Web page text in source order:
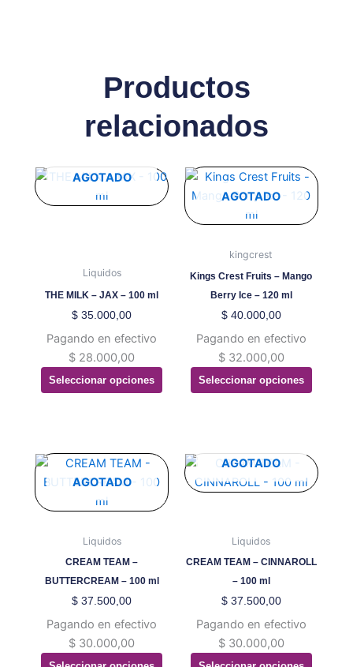
Productos
relacionados
AGOTADO
Liquidos
THE MILK – JAX – 100 ml
$ 35.000,00
Pagando en efectivo
$ 28.000,00
Seleccionar opciones
Este
producto
Las
opciones
se
elegir
en
la
AGOTADO
kingcrest
Kings Crest Fruits – Mango
Berry Ice – 120 ml
$40.000,00
Pagando en efectivo
$32.000,00
Seleccionar opciones
Este
producto
tiene
variantes.
Las
opciones
se
elegir
en
la
AGOTADO
Liquidos
CREAM TEAM –
BUTTERCREAM – 100 ml
$ 37.500,00
Pagando en efectivo
$ 30.000,00
Este
producto
tiene
variantes.
Las
opciones
se
elegir
en
AGOTADO
Liquidos
CREAM TEAM – CINNAROLL
– 100 ml
$37.500,00
Pagando en efectivo
$30.000,00
Este
producto
variantes.
Las
opciones
se
elegir
en